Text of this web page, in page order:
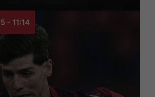
- 11:14